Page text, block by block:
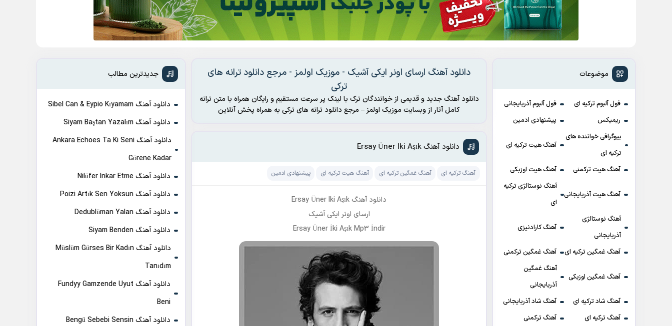
موضوعات
فول آلبوم ترکیه ای
فول آلبوم آذربایجانی
ریمیکس
پیشنهادی ادمین
بیوگرافی خواننده های
ترکیه ای
آهنگ هیت ترکیه ای
آهنگ هیت ترکمنی آهنگ هیت اوزبکی
آهنگ هیت آذربایجانی
آهنگ نوستالژی ترکیه
ای
آهنگ نوستالژی
آذربایجانی
آهنگ کارادنیزی
آهنگ غمگین ترکیه ای آهنگ غمگین ترکمنی
آهنگ غمگین اوزبکی
آهنگ غمگین
آذربایجانی
آهنگ شاد ترکیه ای
آهنگ شاد آذربایجانی
آهنگ ترکیه ای
آهنگ ترکمنی
دانلود آهنگ ارسای اونر ایکی آشیک - موزیک اولمز - مرجع دانلود ترانه های
ترکی
دانلود آهنگ جدید و قدیمی از خوانندگان ترک با لینک پر سرعت مستقیم و رایگان همراه با متن ترانه
کامل آثار از وبسایت موزیک اولمز – مرجع دانلود ترانه های ترکی به همراه پخش آنلاین
دانلود آهنگ Ersay Üner Iki Aşık
آهنگ ترکیه ای آهنگ غمگین ترکیه ای آهنگ هیت ترکیه ای پیشنهادی ادمین
دانلود آهنگ Ersay Üner Iki Aşık
ارسای اونر ایکی آشیک
Ersay Üner İki Aşık Mp3 İndir
جدیدترین مطالب
دانلود آهنگ Sibel Can & Eypio Kıyamam
دانلود آهنگ Siyam Baştan Yazalım
دانلود آهنگ Ankara Echoes Ta Ki Seni
Görene Kadar
دانلود آهنگ Nilüfer Inkar Etme
دانلود آهنگ Poizi Artık Sen Yoksun
دانلود آهنگ Dedublüman Yalan
دانلود آهنگ Siyam Benden
دانلود آهنگ Müslüm Gürses Bir Kadın
Tanıdım
دانلود آهنگ Fundyy Gamzende Uyut
Beni
دانلود آهنگ Bengü Sebebi Sensin